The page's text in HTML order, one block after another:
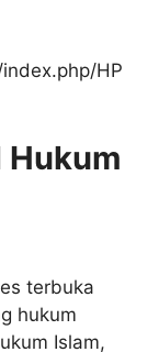
HP
Hukum
terbuka
hukum
Islam,